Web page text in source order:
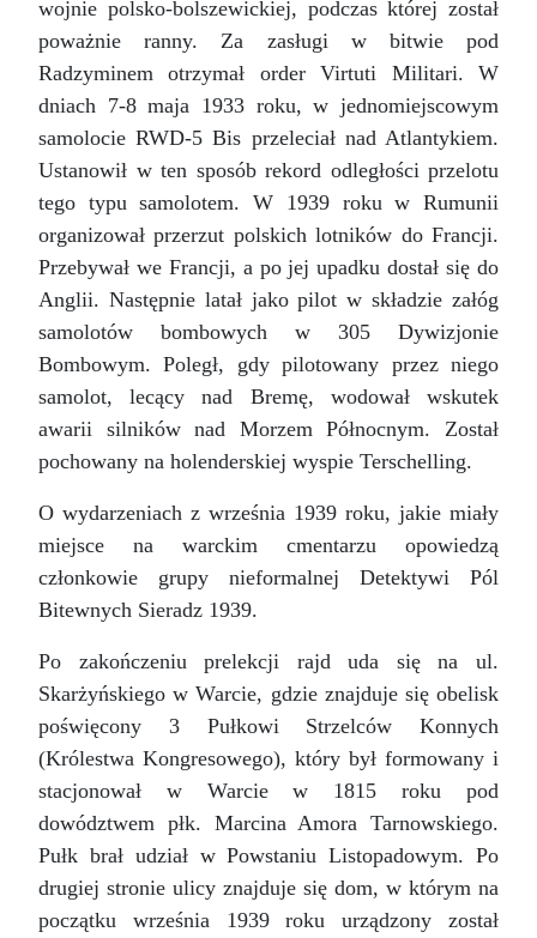
wojnie polsko-bolszewickiej, podczas której został
poważnie ranny. Za zasługi w bitwie pod
Radzyminem otrzymał order Virtuti Militari. W
dniach 7-8 maja 1933 roku, w jednomiejscowym
samolocie RWD-5 Bis przeleciał nad Atlantykiem.
Ustanowił w ten sposób rekord odległości przelotu
tego typu samolotem. W 1939 roku w Rumunii
organizował przerzut polskich lotników do Francji.
Przebywał we Francji, a po jej upadku dostał się do
Anglii. Następnie latał jako pilot w składzie załóg
samolotów bombowych w 305 Dywizjonie
Bombowym. Poległ, gdy pilotowany przez niego
samolot, lecący nad Bremę, wodował wskutek
awarii silników nad Morzem Północnym. Został
pochowany na holenderskiej wyspie Terschelling.
O wydarzeniach z września 1939 roku, jakie miały
miejsce na warckim cmentarzu opowiedzą
członkowie grupy nieformalnej Detektywi Pól
Bitewnych Sieradz 1939.
Po zakończeniu prelekcji rajd uda się na ul.
Skarżyńskiego w Warcie, gdzie znajduje się obelisk
poświęcony 3 Pułkowi Strzelców Konnych
(Królestwa Kongresowego), który był formowany i
stacjonował w Warcie w 1815 roku pod
dowództwem płk. Marcina Amora Tarnowskiego.
Pułk brał udział w Powstaniu Listopadowym. Po
drugiej stronie ulicy znajduje się dom, w którym na
początku września 1939 roku urządzony został